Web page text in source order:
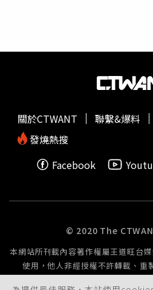
遞溫暖，希望長輩們時時保持愉
到每位長輩的精神都很好，希望
悉的環境中平安快樂的生活，而
朝氣蓬勃，快樂的度過每一天。
關於CTWANT 聯繫&爆料
發燒熱搜
Facebook
© 2020 The
本網站所刊載內容著作權屬王道旺台
使用，他人非經授權不許轉載、重